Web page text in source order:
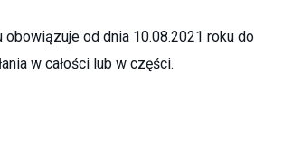
obowiązuje od dnia 10.08.2021 roku do
w całości lub w części.